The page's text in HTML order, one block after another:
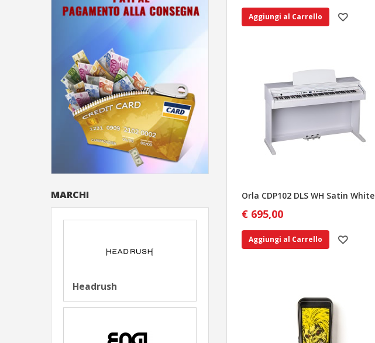
MARCHI
Headrush
Aggiungi al Carrello
Orla CDP102 DLS WH Satin White
€ 695,00
Aggiungi al Carrello